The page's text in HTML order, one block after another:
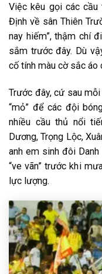
Việc kêu gọi các
Định về sân Thiên
nay hiếm”, thậm chí
sắm trước đây. Dù
cố tính màu cờ sắc áo
Trước đây, cứ sau
“mỏ” để các đội
nhiều cầu thủ nổi
Dương, Trọng Lộc,
anh em sinh đôi
“ve vãn” trước khi
lực lượng.